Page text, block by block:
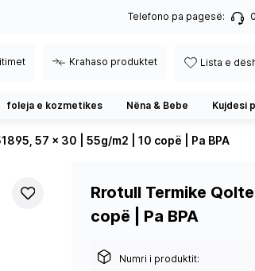
Telefono pa pagesë:
Krahaso produktet Lista e
foleja e kozmetikes Nëna & Bebe Kujdesi
57 x 30 | 55g/m2 | 10 copë | Pa BPA
Rrotull Termike
copë | Pa BPA
Numri i produktit: